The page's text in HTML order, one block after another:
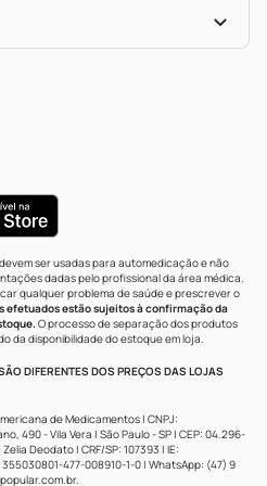
ser usadas para automedicação e não
dadas pelo profissional da área médica.
qualquer problema de saúde e prescrever o
efetuados estão sujeitos à confirmação da
O processo de separação dos produtos
da disponibilidade do estoque em loja.
DIFERENTES DOS PREÇOS DAS LOJAS
de Medicamentos | CNPJ:
490 - Vila Vera | São Paulo - SP | CEP: 04.296-
Deodato | CRF/SP: 107393 | IE:
355030801-477-008910-1-0 | WhatsApp: (47) 9
.